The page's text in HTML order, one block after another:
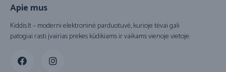
Apie mus
Kiddis.lt – moderni elektroninė parduotuvė, kurioje tėvai gali
patogiai rasti įvairias prekes kūdikiams ir vaikams vienoje vietoje.